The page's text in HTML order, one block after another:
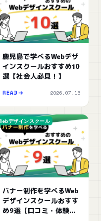
鹿児島で学べるWebデザ
インスクールおすすめ10
選【社会人必見！】
READ 2026.07.15
デザインスクール
バナー制作を学べるWeb
デザインスクールおすす
め9選【口コミ・体験談